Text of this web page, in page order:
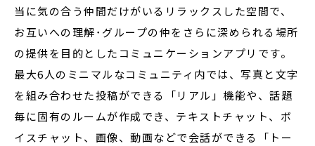
当に気の合う仲間だけがいるリラックスした空間で、
お互いへの理解･グループの仲をさらに深められる場所
の提供を目的としたコミュニケーションアプリです。
最大6人のミニマルなコミュニティ内では、写真と文字
を組み合わせた投稿ができる「リアル」機能や、話題
毎に固有のルームが作成でき、テキストチャット、ボ
イスチャット、画像、動画などで会話ができる「トー